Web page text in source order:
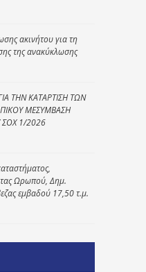
ακινήτου για τη
της ανακύκλωσης
ΤΗΝ ΚΑΤΑΡΤΙΣΗ ΤΩΝ
ΜΕΣΥΜΒΑΣΗ
ΣΟΧ 1/2026
Ωρωπού, Δημ.
εμβαδού 17,50 τ.μ.